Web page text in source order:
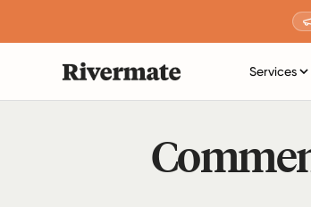
Services